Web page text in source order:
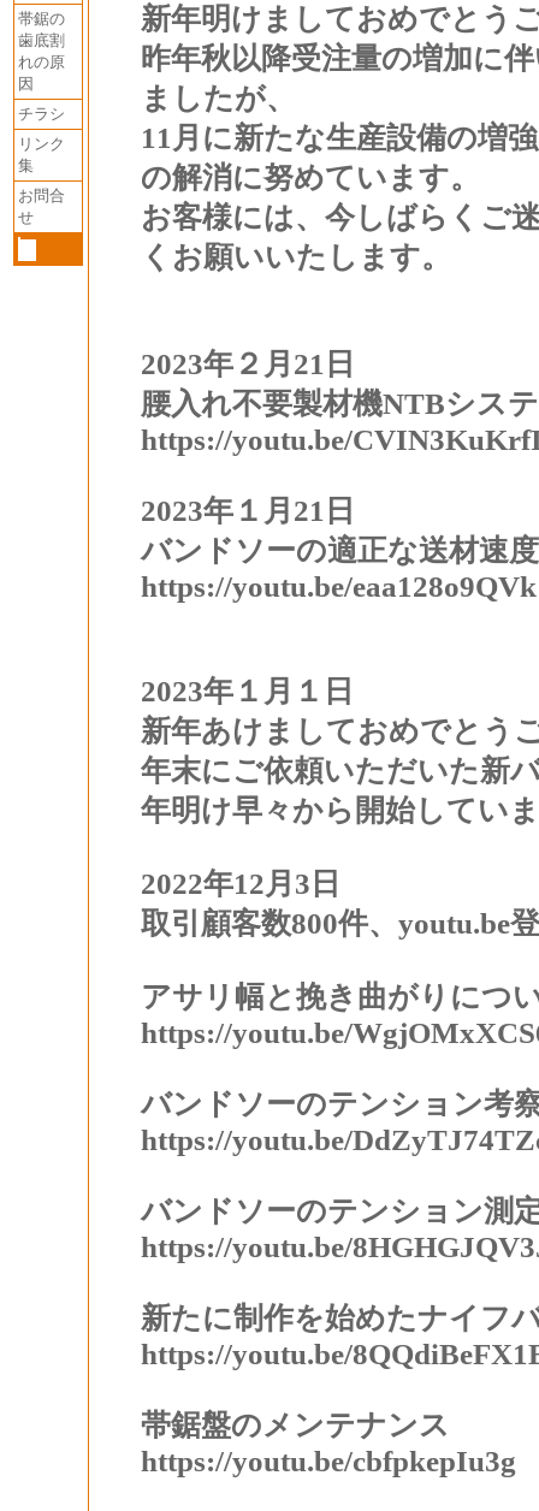
帯鋸の
歯底割
れの原
因
チラシ
リンク
集
お問合
せ
新年明けましておめでとう
昨年秋以降受注量の増加に
ましたが、
11月に新たな生産設備の増
の解消に努めています。
お客様には、今しばらくご
くお願いいたします。
2023年２月21日
腰入れ不要製材機NTBシス
https://youtu.be/
2023年１月21日
バンドソーの適正な送材速度
https://youtu.be/eaa128o9QVk
2023年１月１日
新年あけましておめでとう
年末にご依頼いただいた新
年明け早々から開始してい
2022年12月3日
取引顧客数800件、 youtu.be
アサリ幅と挽き曲がりにつ
https://youtu.be/
バンドソーのテンション考
https://youtu.be/
バンドソーのテンション測
https://youtu.be/
新たに制作を始めたナイフ
https://youtu.be/
帯鋸盤のメンテナンス
https://youtu.be/cbfpkepIu3g